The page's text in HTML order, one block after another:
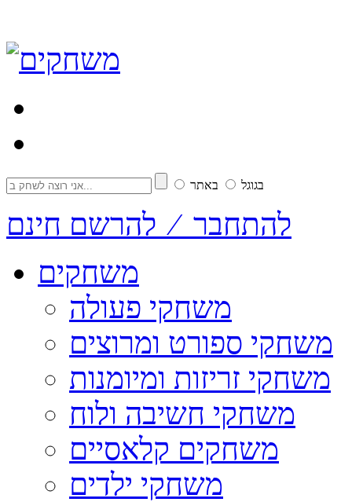
בגוגל באתר
להתחבר ⁄ להרשם חינם
משחקים
משחקי פעולה
משחקי ספורט ומרוצים
משחקי זריזות ומיומנות
משחקי חשיבה ולוח
משחקים קלאסיים
משחקי ילדים